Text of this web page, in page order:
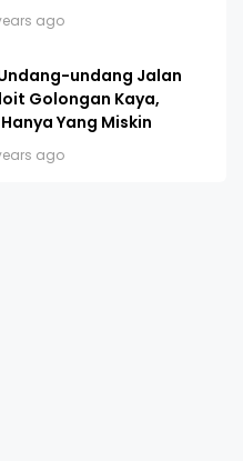
ago
undang Jalan
Golongan Kaya,
Yang Miskin
ago